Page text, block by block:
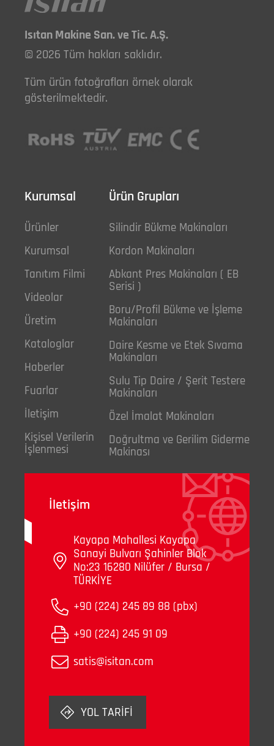
Isıtan Makine San. ve Tic. A.Ş.
© 2026 Tüm hakları saklıdır.
Tüm ürün fotoğrafları örnek olarak
gösterilmektedir.
Kurumsal
Ürünler
Kurumsal
Tanıtım Filmi
Videolar
Üretim
Kataloglar
Haberler
Fuarlar
İletişim
Kişisel Verilerin
İşlenmesi
Ürün Grupları
Silindir Bükme Makinaları
Kordon Makinaları
Abkant Pres Makinaları ( EB
Serisi )
Boru/Profil Bükme ve İşleme
Makinaları
Daire Kesme ve Etek Sıvama
Makinaları
Sulu Tip Daire / Şerit Testere
Makinaları
Özel İmalat Makinaları
Doğrultma ve Gerilim Giderme
Makinası
İletişim
Kayapa Mahallesi Kayapa
Sanayi Bulvarı Şahinler Blok
No:23 16280 Nilüfer / Bursa /
TÜRKİYE
+90 (224) 245 89 88 (pbx)
+90 (224) 245 91 09
satis@isitan.com
YOL TARİFİ